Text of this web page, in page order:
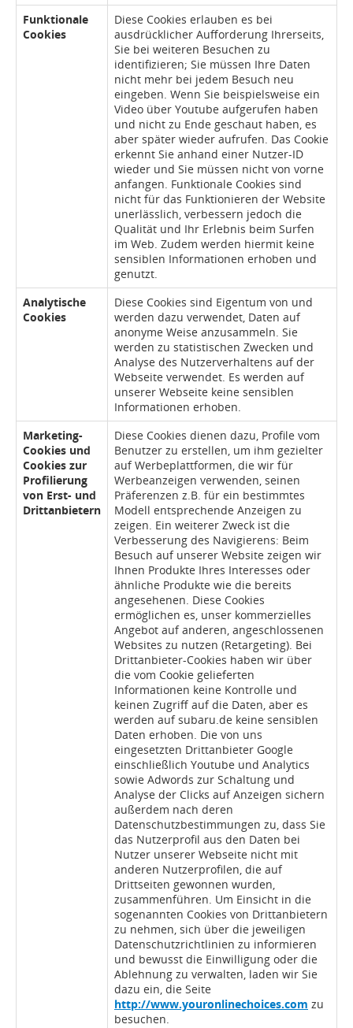
Funktionale
Cookies
Diese Cookies erlauben es bei
ausdrücklicher Aufforderung Ihrerseits,
Sie bei weiteren Besuchen zu
identifizieren; Sie müssen Ihre Daten
nicht mehr bei jedem Besuch neu
eingeben. Wenn Sie beispielsweise ein
Video über Youtube aufgerufen haben
und nicht zu Ende geschaut haben, es
aber später wieder aufrufen. Das Cookie
erkennt Sie anhand einer Nutzer-ID
wieder und Sie müssen nicht von vorne
anfangen. Funktionale Cookies sind
nicht für das Funktionieren der Website
unerlässlich, verbessern jedoch die
Qualität und Ihr Erlebnis beim Surfen
im Web. Zudem werden hiermit keine
sensiblen Informationen erhoben und
genutzt.
Analytische
Cookies
Diese Cookies sind Eigentum von und
werden dazu verwendet, Daten auf
anonyme Weise anzusammeln. Sie
werden zu statistischen Zwecken und
Analyse des Nutzerverhaltens auf der
Webseite verwendet. Es werden auf
unserer Webseite keine sensiblen
Informationen erhoben.
Marketing-
Cookies und
Cookies zur
Profilierung
von Erst- und
Drittanbietern
Diese Cookies dienen dazu, Profile vom
Benutzer zu erstellen, um ihm gezielter
auf Werbeplattformen, die wir für
Werbeanzeigen verwenden, seinen
Präferenzen z.B. für ein bestimmtes
Modell entsprechende Anzeigen zu
zeigen. Ein weiterer Zweck ist die
Verbesserung des Navigierens: Beim
Besuch auf unserer Website zeigen wir
Ihnen Produkte Ihres Interesses oder
ähnliche Produkte wie die bereits
angesehenen. Diese Cookies
ermöglichen es, unser kommerzielles
Angebot auf anderen, angeschlossenen
Websites zu nutzen (Retargeting). Bei
Drittanbieter-Cookies haben wir über
die vom Cookie gelieferten
Informationen keine Kontrolle und
keinen Zugriff auf die Daten, aber es
werden auf subaru.de keine sensiblen
Daten erhoben. Die von uns
eingesetzten Drittanbieter Google
einschließlich Youtube und Analytics
sowie Adwords zur Schaltung und
Analyse der Clicks auf Anzeigen sichern
außerdem nach deren
Datenschutzbestimmungen zu, dass Sie
das Nutzerprofil aus den Daten bei
Nutzer unserer Webseite nicht mit
anderen Nutzerprofilen, die auf
Drittseiten gewonnen wurden,
zusammenführen. Um Einsicht in die
sogenannten Cookies von Drittanbietern
zu nehmen, sich über die jeweiligen
Datenschutzrichtlinien zu informieren
und bewusst die Einwilligung oder die
Ablehnung zu verwalten, laden wir Sie
dazu ein, die Seite
http://www.youronlinechoices.com zu
besuchen.